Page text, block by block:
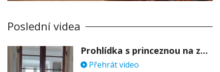
Poslední videa
Prohlídka s princeznou na zámku Stekník
Přehrát video